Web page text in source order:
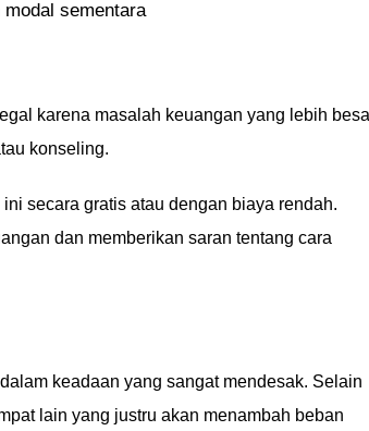
sementara
karena masalah keuangan yang lebih
konseling.
secara gratis atau dengan biaya rendah.
dan memberikan saran tentang cara
keadaan yang sangat mendesak. Selain
lain yang justru akan menambah beban